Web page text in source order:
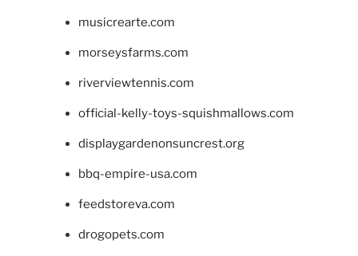
musicrearte.com
morseysfarms.com
riverviewtennis.com
official-kelly-toys-squishmallows.com
displaygardenonsuncrest.org
bbq-empire-usa.com
feedstoreva.com
drogopets.com